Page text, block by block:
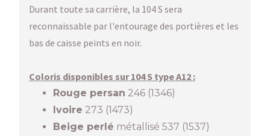
Durant toute sa carrière, la 104 S sera
reconnaissable par l'entourage des portières et les
bas de caisse peints en noir.
Coloris disponibles sur 104 S type A12 :
Rouge persan 246 (1346)
Ivoire 273 (1473)
Beige perlé métallisé 537 (1537)